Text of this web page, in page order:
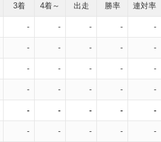
3着 4着～ 出走 勝率 連対率
- - - - -
- - - - -
- - - - -
- - - - -
- - - - -
- - - - -